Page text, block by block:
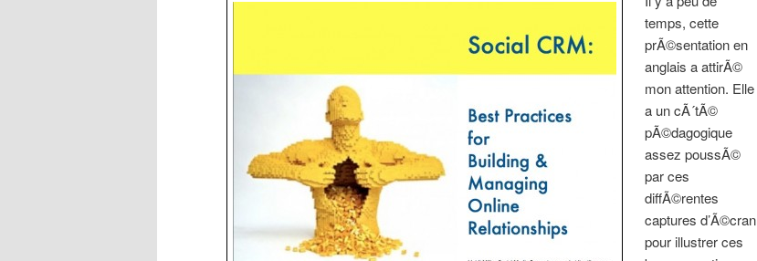
temps, cette
prÃ©sentation en
anglais a attirÃ©
mon attention. Elle
a un cÃ´tÃ©
pÃ©dagogique
assez poussÃ©
par ces
diffÃ©rentes
captures d’Ã©cran
pour illustrer ces